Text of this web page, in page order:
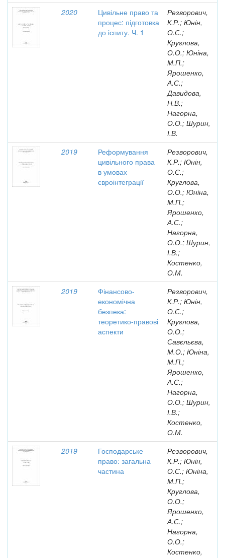
2020
Цивільне право та
процес: підготовка
до іспиту. Ч. 1
Резворович,
К.Р.; Юнін,
О.С.;
Круглова,
О.О.; Юніна,
М.П.;
Ярошенко,
А.С.;
Давидова,
Н.В.;
Нагорна,
О.О.; Шурин,
І.В.
2019
Реформування
цивільного права
в умовах
євроінтеграції
Резворович,
К.Р.; Юнін,
О.С.;
Круглова,
О.О.; Юніна,
М.П.;
Ярошенко,
А.С.;
Нагорна,
О.О.; Шурин,
І.В.;
Костенко,
О.М.
2019
Фінансово-
економічна
безпека:
теоретико-правові
аспекти
Резворович,
К.Р.; Юнін,
О.С.;
Круглова,
О.О.;
Савєльєва,
М.О.; Юніна,
М.П.;
Ярошенко,
А.С.;
Нагорна,
О.О.; Шурин,
І.В.;
Костенко,
О.М.
2019
Господарське
право: загальна
частина
Резворович,
К.Р.; Юнін,
О.С.; Юніна,
М.П.;
Круглова,
О.О.;
Ярошенко,
А.С.;
Нагорна,
О.О.;
Костенко,